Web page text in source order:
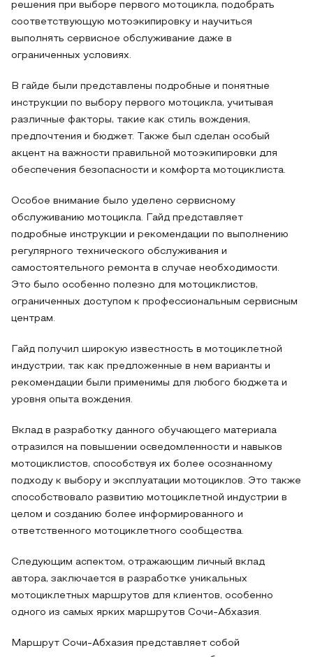
решения при выборе первого мотоцикла, подобрать
соответствующую мотоэкипировку и научиться
выполнять сервисное обслуживание даже в
ограниченных условиях.
В гайде были представлены подробные и понятные
инструкции по выбору первого мотоцикла, учитывая
различные факторы, такие как стиль вождения,
предпочтения и бюджет. Также был сделан особый
акцент на важности правильной мотоэкипировки для
обеспечения безопасности и комфорта мотоциклиста.
Особое внимание было уделено сервисному
обслуживанию мотоцикла. Гайд представляет
подробные инструкции и рекомендации по выполнению
регулярного технического обслуживания и
самостоятельного ремонта в случае необходимости.
Это было особенно полезно для мотоциклистов,
ограниченных доступом к профессиональным сервисным
центрам.
Гайд получил широкую известность в мотоциклетной
индустрии, так как предложенные в нем варианты и
рекомендации были применимы для любого бюджета и
уровня опыта вождения.
Вклад в разработку данного обучающего материала
отразился на повышении осведомленности и навыков
мотоциклистов, способствуя их более осознанному
подходу к выбору и эксплуатации мотоциклов. Это также
способствовало развитию мотоциклетной индустрии в
целом и созданию более информированного и
ответственного мотоциклетного сообщества.
Следующим аспектом, отражающим личный вклад
автора, заключается в разработке уникальных
мотоциклетных маршрутов для клиентов, особенно
одного из самых ярких маршрутов Сочи-Абхазия.
Маршрут Сочи-Абхазия представляет собой